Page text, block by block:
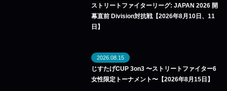
ストリートファイターリーグ: JAPAN 2026 開
幕直前 Division対抗戦【2026年8月10日、11
日】
2026.08.15
じすたげCUP 3on3 〜ストリートファイター6
女性限定トーナメント〜【2026年8月15日】